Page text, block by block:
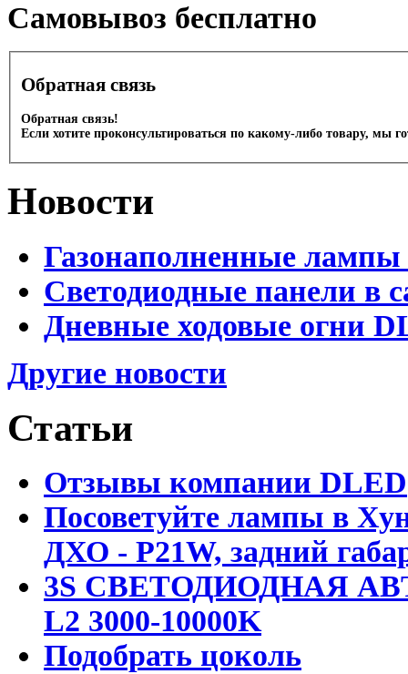
Cамовывоз бесплатно
Обратная связь
Обратная связь!
Если хотите проконсультироваться по какому-либо товару, мы
Новости
Газонаполненные
Светодиодные панели в
Дневные ходовые огни
Другие новости
Статьи
Отзывы компании DLED
Посоветуйте лампы в
ДХО - P21W, задний
3S СВЕТОДИОДНАЯ
L2 3000-10000K
Подобрать цоколь